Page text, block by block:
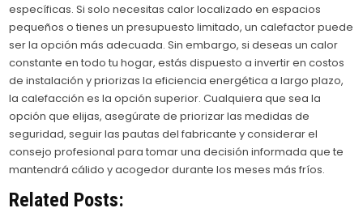
específicas. Si solo necesitas calor localizado en espacios
pequeños o tienes un presupuesto limitado, un calefactor puede
ser la opción más adecuada. Sin embargo, si deseas un calor
constante en todo tu hogar, estás dispuesto a invertir en costos
de instalación y priorizas la eficiencia energética a largo plazo,
la calefacción es la opción superior. Cualquiera que sea la
opción que elijas, asegúrate de priorizar las medidas de
seguridad, seguir las pautas del fabricante y considerar el
consejo profesional para tomar una decisión informada que te
mantendrá cálido y acogedor durante los meses más fríos.
Related Posts: